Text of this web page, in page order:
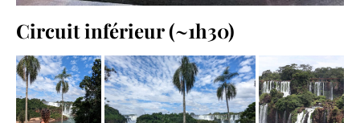
Circuit inférieur (~1h30)